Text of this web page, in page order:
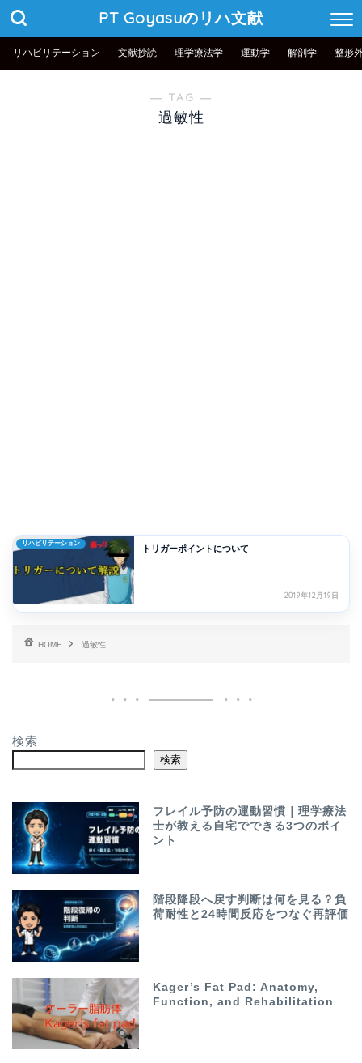
PT Goyasuのリハ文献
リハビリテーション 文献抄読 理学療法学 運動学 解剖学 整形
― TAG ―
過敏性
リハビリテーション
トリガーポイントについて
2019年12月19日
HOME 過敏性
検索
検索
フレイル予防の運動習慣｜理学療法
士が教える自宅でできる3つのポイ
ント
階段降段へ戻す判断は何を見る？負
荷耐性と24時間反応をつなぐ再評価
Kager’s Fat Pad: Anatomy,
Function, and Rehabilitation